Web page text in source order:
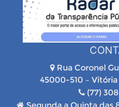
Rua Coronel
45000-510 –
(77)
Segunda a Quinta das